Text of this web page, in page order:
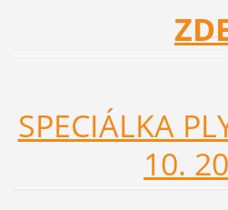
SPECIÁLKA
10.